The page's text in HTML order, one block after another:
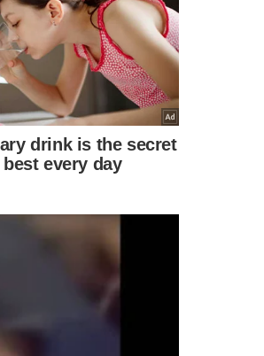
pequenas e idosos.
indicado aumentar a
leve e de fácil digestão. Em alguns